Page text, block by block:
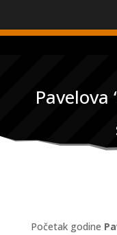
Pavelova
Početak godine